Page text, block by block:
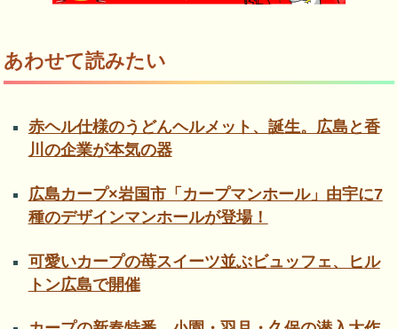
あわせて読みたい
赤ヘル仕様のうどんヘルメット、誕生。広島と香
川の企業が本気の器
広島カープ×岩国市「カープマンホール」由宇に7
種のデザインマンホールが登場！
可愛いカープの苺スイーツ並ぶビュッフェ、ヒル
トン広島で開催